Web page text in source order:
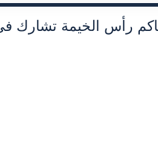
رأس الخيمة تشارك